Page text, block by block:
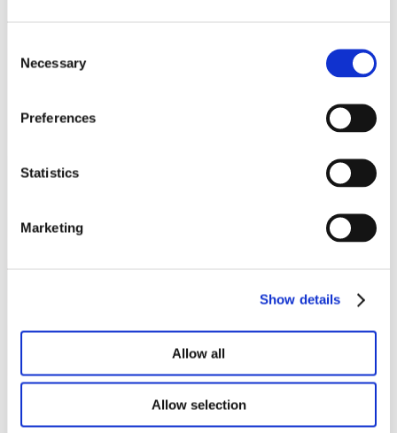
Selection
Necessary
Preferences
Statistics
Marketing
Show details
Allow all
Allow selection